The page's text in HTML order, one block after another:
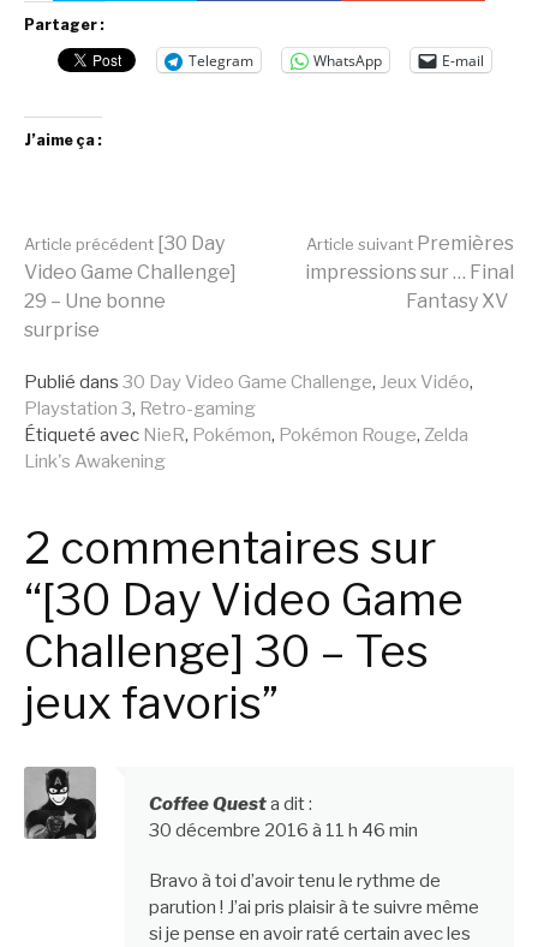
Partager :
Telegram WhatsApp E-mail
J’aime ça :
Lire
la
suite
Article précédent [30 Day
Video Game Challenge]
29 – Une bonne
surprise
Article suivant Premières
impressions sur … Final
Fantasy XV
Publié dans 30 Day Video Game Challenge, Jeux Vidéo,
Playstation 3, Retro-gaming
Étiqueté avec NieR, Pokémon, Pokémon Rouge, Zelda
Link's Awakening
2 commentaires sur
“[30 Day Video Game
Challenge] 30 – Tes
jeux favoris”
Coffee Questa dit :
30 décembre 2016 à 11 h 46 min
Bravo à toi d’avoir tenu le rythme de
parution ! J’ai pris plaisir à te suivre même
si je pense en avoir raté certain avec les